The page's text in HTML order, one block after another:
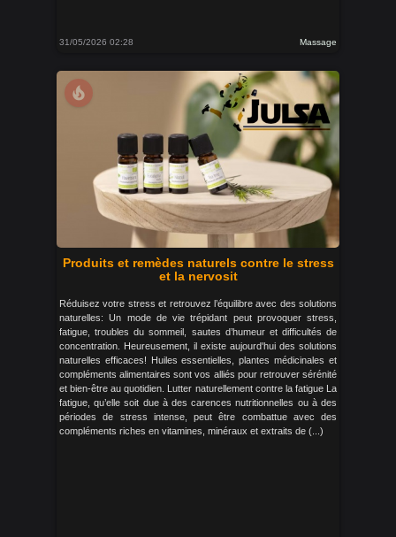
31/05/2026 02:28 Massage
local_fire_department
Produits et remèdes naturels contre le stress
et la nervosit
Réduisez votre stress et retrouvez l’équilibre avec des solutions
naturelles: Un mode de vie trépidant peut provoquer stress,
fatigue, troubles du sommeil, sautes d’humeur et difficultés de
concentration. Heureusement, il existe aujourd'hui des solutions
naturelles efficaces! Huiles essentielles, plantes médicinales et
compléments alimentaires sont vos alliés pour retrouver sérénité
et bien-être au quotidien. Lutter naturellement contre la fatigue La
fatigue, qu’elle soit due à des carences nutritionnelles ou à des
périodes de stress intense, peut être combattue avec des
compléments riches en vitamines, minéraux et extraits de (...)